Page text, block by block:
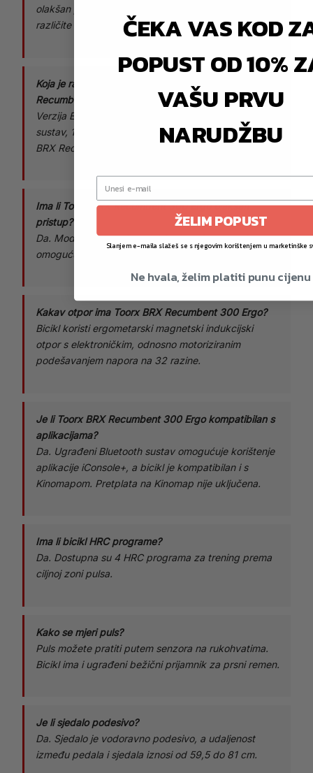
olakšan pristup, 32 razine otpora i programe za
različite razine pripremljenosti.
Koja je razlika između BRX Recumbent 300 i BRX
Recumbent 300 Ergo?
Verzija Ergo ima ergometarski magnetski indukcijski
sustav, 16 kg zamašnjak i olakšan pristup. Osnovni
BRX Recumbent 300 ima 14 kg zamašnjak.
Ima li Toorx BRX Recumbent 300 Ergo olakšan
pristup?
Da. Model je opremljen olakšanim pristupom, što
omogućuje udobniji ulazak i izlazak s uređaja.
Kakav otpor ima Toorx BRX Recumbent 300 Ergo?
Bicikl koristi ergometarski magnetski indukcijski
otpor s elektroničkim, odnosno motoriziranim
podešavanjem napora na 32 razine.
Je li Toorx BRX Recumbent 300 Ergo kompatibilan s
aplikacijama?
Da. Ugrađeni Bluetooth sustav omogućuje korištenje
aplikacije iConsole+, a bicikl je kompatibilan i s
Kinomapom. Pretplata na Kinomap nije uključena.
Ima li bicikl HRC programe?
Da. Dostupna su 4 HRC programa za trening prema
ciljnoj zoni pulsa.
Kako se mjeri puls?
Puls možete pratiti putem senzora na rukohvatima.
Bicikl ima i ugrađeni bežični prijamnik za prsni remen.
Je li sjedalo podesivo?
Da. Sjedalo je vodoravno podesivo, a udaljenost
između pedala i sjedala iznosi od 59,5 do 81 cm.
ČEKA VAS KOD
POPUST OD 10%
VAŠU PRVU
NARUDŽBU
ŽELIM POPUST
Slanjem e-maila slažeš se s njegovim korištenjem u marketinške
Ne hvala, želim platiti punu cijenu